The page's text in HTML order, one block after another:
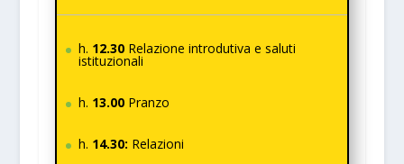
h. 12.30Relazione introdutiva e saluti
istituzionali
h. 13.00 Pranzo
h. 14.30: Relazioni